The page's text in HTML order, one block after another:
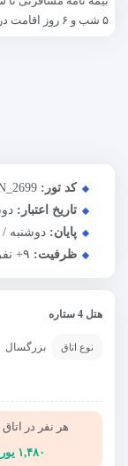
۵ شب و ۶ روز اقامت در هتل ۴ ستاره در بارسلون به همراه صبحانه
کد تور:
تاریخ اعتبار:
پایان: دوشنبه / ۳۰ شهریور
ظرفیت: +۹ نفر
هتل 4 ستاره
نوع اتاق بزرگسال
هر نفر در اتاق 2 تخته
۱,۴۸۰ یورو